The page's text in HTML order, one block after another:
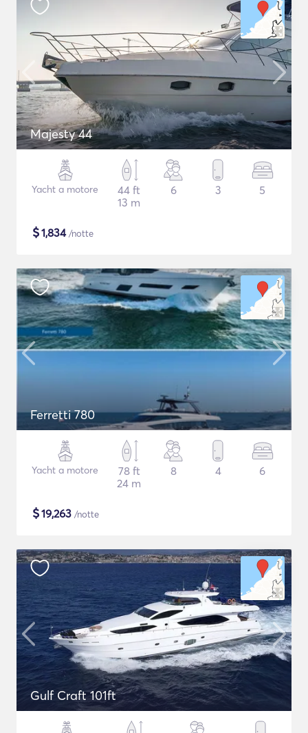
Majesty 44
Yacht a motore
44 ft
13 m
6 3 5
$1,834/notte
Ferretti 780
Yacht a motore
78 ft
24 m
8 4 6
$19,263 /notte
Gulf Craft 101ft